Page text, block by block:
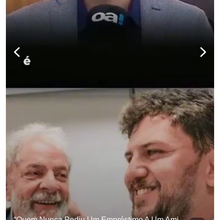
para não perder nenhuma